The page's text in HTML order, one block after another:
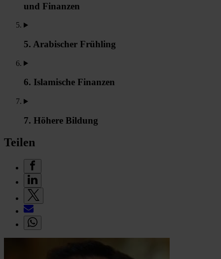
und Finanzen
5. Arabischer Frühling
6. Islamische Finanzen
7. Höhere Bildung
Teilen